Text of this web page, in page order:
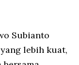
Subianto
lebih kuat,